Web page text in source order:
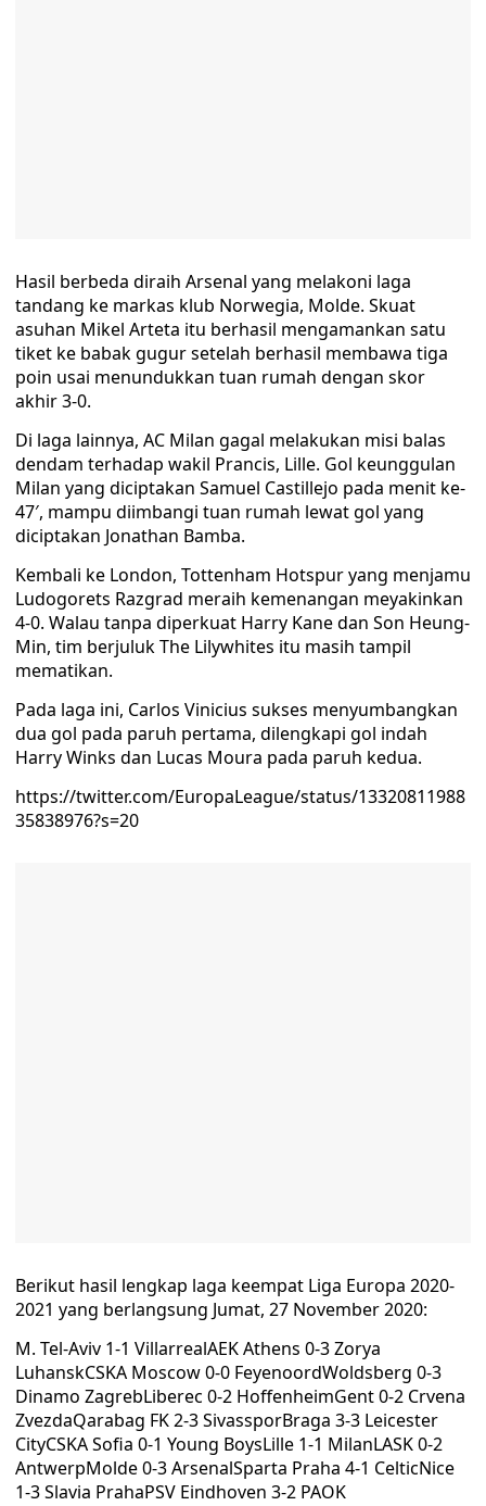
Hasil berbeda diraih Arsenal yang melakoni laga
tandang ke markas klub Norwegia, Molde. Skuat
asuhan Mikel Arteta itu berhasil mengamankan satu
tiket ke babak gugur setelah berhasil membawa tiga
poin usai menundukkan tuan rumah dengan skor
akhir 3-0.
Di laga lainnya, AC Milan gagal melakukan misi balas
dendam terhadap wakil Prancis, Lille. Gol keunggulan
Milan yang diciptakan Samuel Castillejo pada menit ke-
47′, mampu diimbangi tuan rumah lewat gol yang
diciptakan Jonathan Bamba.
Kembali ke London, Tottenham Hotspur yang menjamu
Ludogorets Razgrad meraih kemenangan meyakinkan
4-0. Walau tanpa diperkuat Harry Kane dan Son Heung-
Min, tim berjuluk The Lilywhites itu masih tampil
mematikan.
Pada laga ini, Carlos Vinicius sukses menyumbangkan
dua gol pada paruh pertama, dilengkapi gol indah
Harry Winks dan Lucas Moura pada paruh kedua.
https://twitter.com/EuropaLeague/status/13320811988
35838976?s=20
Berikut hasil lengkap laga keempat Liga Europa 2020-
2021 yang berlangsung Jumat, 27 November 2020:
M. Tel-Aviv 1-1 VillarrealAEK Athens 0-3 Zorya
LuhanskCSKA Moscow 0-0 FeyenoordWoldsberg 0-3
Dinamo ZagrebLiberec 0-2 HoffenheimGent 0-2 Crvena
ZvezdaQarabag FK 2-3 SivassporBraga 3-3 Leicester
CityCSKA Sofia 0-1 Young BoysLille 1-1 MilanLASK 0-2
AntwerpMolde 0-3 ArsenalSparta Praha 4-1 CelticNice
1-3 Slavia PrahaPSV Eindhoven 3-2 PAOK